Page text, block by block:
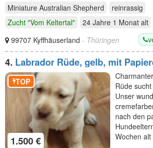
Miniature Australian Shepherd
reinrassig
Zucht "Vom Keltertal"
24 Jahre 1 Monat alt
99707 Kyffhäuserland - Thüringen
4. Labrador Rüde, gelb, mit
getestet
1.500 €
TOP
Rüde
Unser
nach den
Wochen